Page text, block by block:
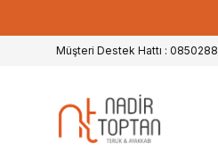
Müşteri Destek Hattı :